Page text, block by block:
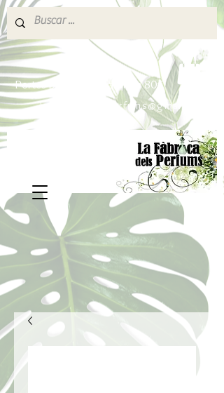
640 377 187
Portes pagados a partir de 80€
lafabricadelsperfums@gmail.com